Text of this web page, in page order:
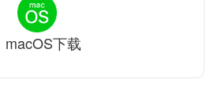
macOS下载